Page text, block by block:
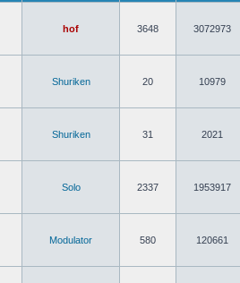
hof 3648 3072973
Shuriken 20 10979
Shuriken 31 2021
Solo 2337 1953917
Modulator 580 120661